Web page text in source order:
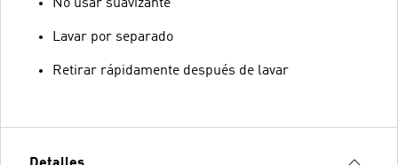
No usar suavizante
Lavar por separado
Retirar rápidamente después de lavar